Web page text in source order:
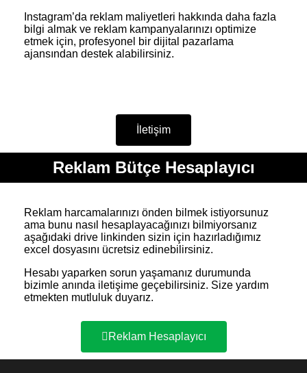
Instagram’da reklam maliyetleri hakkında daha fazla
bilgi almak ve reklam kampanyalarınızı optimize
etmek için, profesyonel bir dijital pazarlama
ajansından destek alabilirsiniz.
İletişim
Reklam Bütçe Hesaplayıcı
Reklam harcamalarınızı önden bilmek istiyorsunuz
ama bunu nasıl hesaplayacağınızı bilmiyorsanız
aşağıdaki drive linkinden sizin için hazırladığımız
excel dosyasını ücretsiz edinebilirsiniz.
Hesabı yaparken sorun yaşamanız durumunda
bizimle anında iletişime geçebilirsiniz. Size yardım
etmekten mutluluk duyarız.
Reklam Hesaplayıcı